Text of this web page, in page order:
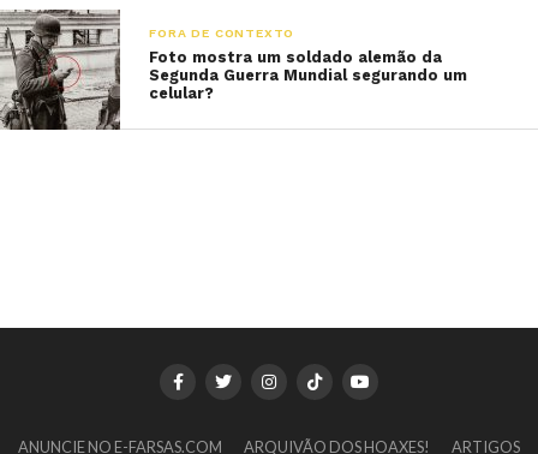
FORA DE CONTEXTO
Foto mostra um soldado alemão da
Segunda Guerra Mundial segurando um
celular?
ANUNCIE NO E-FARSAS.COM ARQUIVÃO DOS HOAXES! ARTIGOS